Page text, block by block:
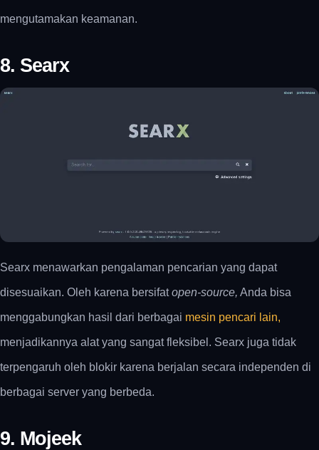
mengutamakan keamanan.
8. Searx
Searx menawarkan pengalaman pencarian yang dapat
disesuaikan. Oleh karena bersifatopen-source, Anda bisa
menggabungkan hasil dari berbagai mesin pencari lain,
menjadikannya alat yang sangat fleksibel. Searx juga tidak
terpengaruh oleh blokir karena berjalan secara independen di
berbagai server yang berbeda.
9. Mojeek